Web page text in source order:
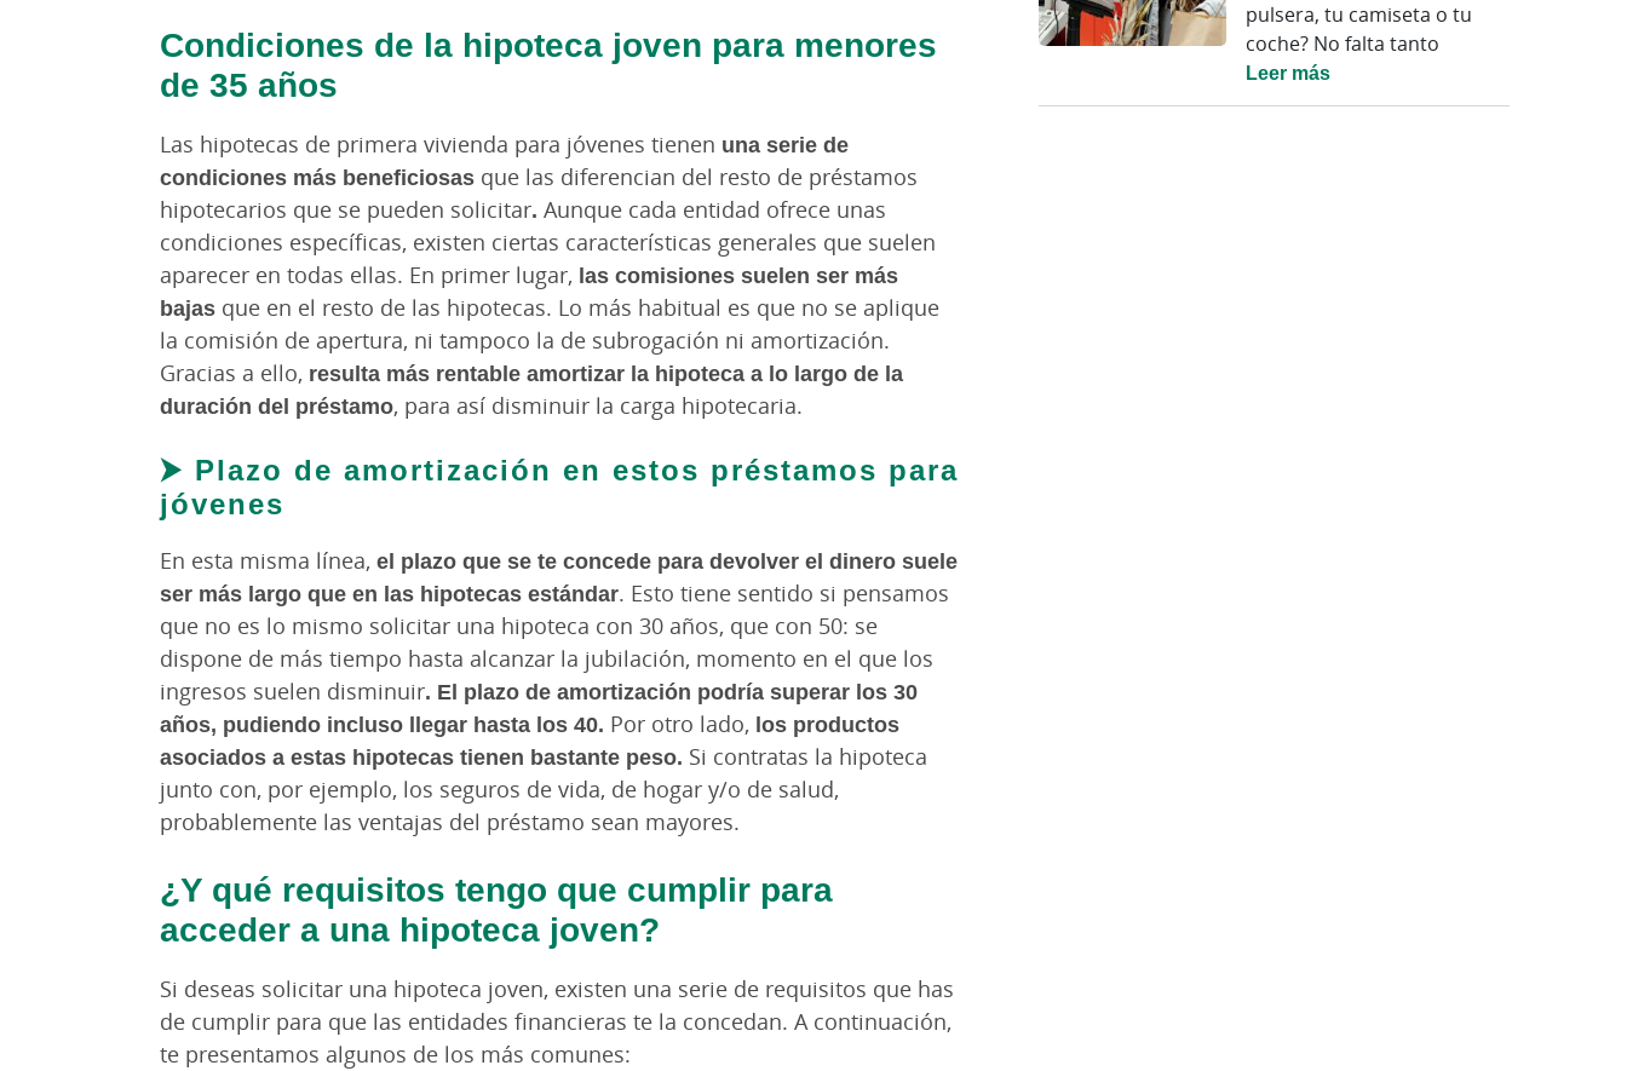
Condiciones de la hipoteca joven para menores
de 35 años
Las hipotecas de primera vivienda para jóvenes tienen una serie de
condiciones más beneficiosas que las diferencian del resto de préstamos
hipotecarios que se pueden solicitar. Aunque cada entidad ofrece unas
condiciones específicas, existen ciertas características generales que suelen
aparecer en todas ellas. En primer lugar, las comisiones suelen ser más
bajas que en el resto de las hipotecas. Lo más habitual es que no se aplique
la comisión de apertura, ni tampoco la de subrogación ni amortización.
Gracias a ello, resulta más rentable amortizar la hipoteca a lo largo de la
duración del préstamo, para así disminuir la carga hipotecaria.
⮞ Plazo de amortización en estos préstamos para
jóvenes
En esta misma línea, el plazo que se te concede para devolver el dinero suele
ser más largo que en las hipotecas estándar. Esto tiene sentido si pensamos
que no es lo mismo solicitar una hipoteca con 30 años, que con 50: se
dispone de más tiempo hasta alcanzar la jubilación, momento en el que los
ingresos suelen disminuir. El plazo de amortización podría superar los 30
años, pudiendo incluso llegar hasta los 40. Por otro lado, los productos
asociados a estas hipotecas tienen bastante peso. Si contratas la hipoteca
junto con, por ejemplo, los seguros de vida, de hogar y/o de salud,
probablemente las ventajas del préstamo sean mayores.
¿Y qué requisitos tengo que cumplir para
acceder a una hipoteca joven?
Si deseas solicitar una hipoteca joven, existen una serie de requisitos que has
de cumplir para que las entidades financieras te la concedan. A continuación,
te presentamos algunos de los más comunes:
pulsera, tu camiseta o tu
coche? No falta tanto
Leer más